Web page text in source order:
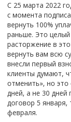
С 25 марта 2022
с момента
вернуть 100%
раньше. Это целый
расторжение в
вернуть вам всю
внесли первый
клиенты думают,
отменить», но
дней, а не 30 дней
договор 5 января,
февраля.